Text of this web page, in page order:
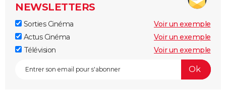
The Father : synopsis, casting, critiques, bande-
annonce, seance, streaming...
Les Passagers de la nuit
"Babylon" : critiques, séances, avis, casting,
streaming, bande-annonce...
NEWSLETTERS
Sorties Cinéma
Voir un exemple
Actus Cinéma
Voir un exemple
Télévision
Voir un exemple